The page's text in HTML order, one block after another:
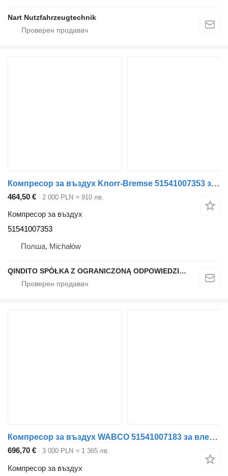
Nart Nutzfahrzeugtechnik
Компресор за въздух Knorr-Bremse 51541007353 за влекач MAN TGS TGX
464,50 € 2 000 PLN ≈ 910 лв.
Компресор за въздух
51541007353
Полша, Michałów
QINDITO SPÓŁKA Z OGRANICZONĄ ODPOWIEDZIALNOŚCIĄ
Компресор за въздух WABCO 51541007183 за влекач MAN
696,70 € 3 000 PLN ≈ 1 365 лв.
Компресор за въздух